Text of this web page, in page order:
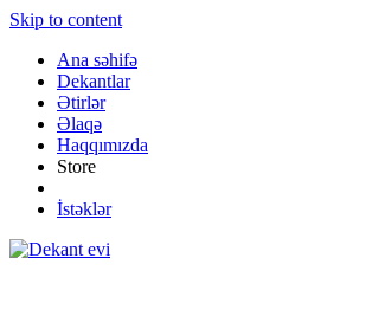
Skip to content
Ana səhifə
Dekantlar
Ətirlər
Əlaqə
Haqqımızda
Store
İstəklər